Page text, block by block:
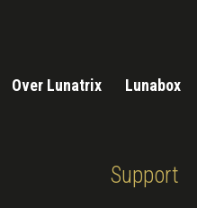
Over Lunatrix Lunabox
Support